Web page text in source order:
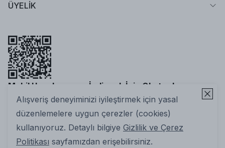
Alışveriş deneyiminizi iyileştirmek için yasal
düzenlemelere uygun çerezler (cookies)
kullanıyoruz. Detaylı bilgiye Gizlilik ve Çerez
Politikası sayfamızdan erişebilirsiniz.
ÜYELİK
Mobil Uygulamamızı İndirmek İçin Okutun!